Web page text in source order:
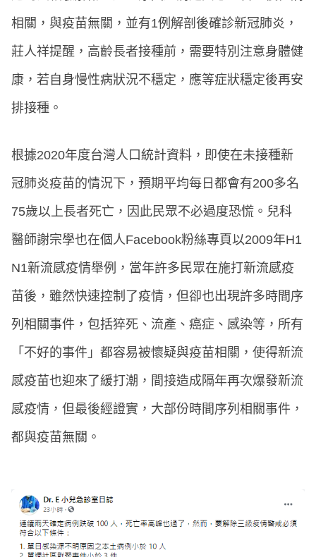
相關，與疫苗無關，並有1例解剖後確診新冠肺炎，
莊人祥提醒，高齡長者接種前，需要特別注意身體健
康，若自身慢性病狀況不穩定，應等症狀穩定後再安
排接種。
根據2020年度台灣人口統計資料，即使在未接種新
冠肺炎疫苗的情況下，預期平均每日都會有200多名
75歲以上長者死亡，因此民眾不必過度恐慌。兒科
醫師謝宗學也在個人Facebook粉絲專頁以2009年H1
N1新流感疫情舉例，當年許多民眾在施打新流感疫
苗後，雖然快速控制了疫情，但卻也出現許多時間序
列相關事件，包括猝死、流產、癌症、感染等，所有
「不好的事件」都容易被懷疑與疫苗相關，使得新流
感疫苗也迎來了緩打潮，間接造成隔年再次爆發新流
感疫情，但最後經證實，大部份時間序列相關事件，
都與疫苗無關。